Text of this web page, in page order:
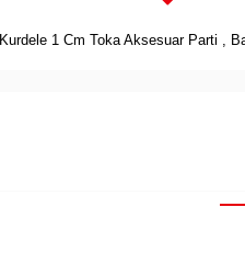
1 Cm Toka Aksesuar Parti ,